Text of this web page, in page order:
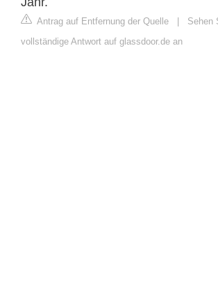
Antrag auf Entfernung der Quelle | Sehen
vollständige Antwort auf glassdoor.de an